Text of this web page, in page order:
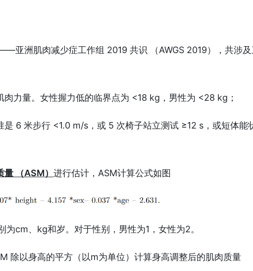
亚洲肌肉减少症工作组 2019 共识 （AWGS 2019），共涉
肉力量。女性握力低的临界点为 <18 kg，男性为 <28 kg；
是 6 米步行 <1.0 m/s，或 5 次椅子站立测试 ≥12 s，或短体能
（ASM） 进行估计，ASM计算公式如图
为cm、kg和岁。对于性别，男性为1，女性为2。
除以身高的平方（以m为单位）计算身高调整后的肌肉质量